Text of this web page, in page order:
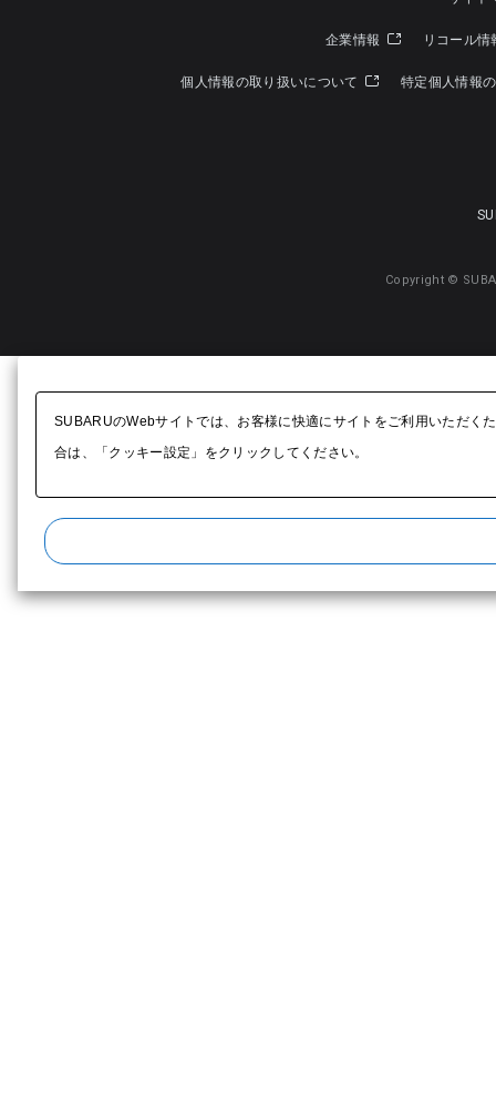
企業情報 リコール
個人情報の取り扱いについて 特定個人情報
Copyright ©
SUBARUのWebサイトでは、お客様に快適にサイトをご利用いただく
合は、「クッキー設定」をクリックしてください。​